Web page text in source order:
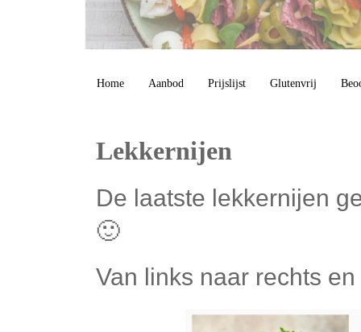
Home Aanbod Prijslijst Glutenvrij
Lekkernijen
De laatste lekkernijen
🙂
Van links naar rechts